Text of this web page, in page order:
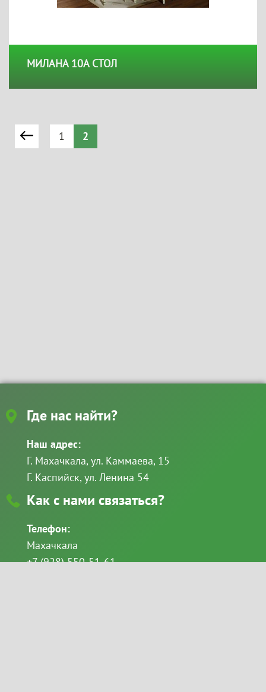
МИЛАНА 10А СТОЛ
1 2
Где нас найти?
Наш адрес:
Г. Махачкала, ул. Каммаева, 15
Г. Каспийск, ул. Ленина 54
Как с нами связаться?
Телефон:
Махачкала
+7 (928) 550-51-61